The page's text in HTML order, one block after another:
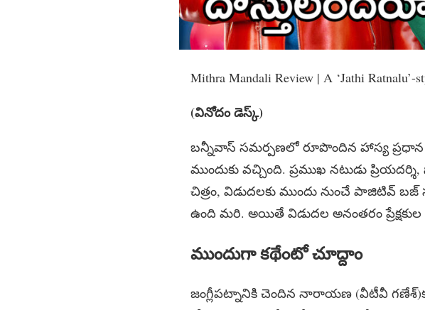
Mithra Mandali Review | A ‘Jathi Ratnalu’-
(వినోదం డెస్క్​)
బన్నీవాస్ సమర్పణలో రూపొందిన హాస్య ప్రధాన
ముందుకు వచ్చింది. ప్రముఖ నటుడు
చిత్రం, విడుదలకు ముందు నుంచే పాజిటివ్
ఉంది మరి. అయితే విడుదల అనంతరం
ముందుగా కథేంటో చూద్దాం
జంగ్లీపట్నానికి చెందిన నారాయణ (వీటీవీ